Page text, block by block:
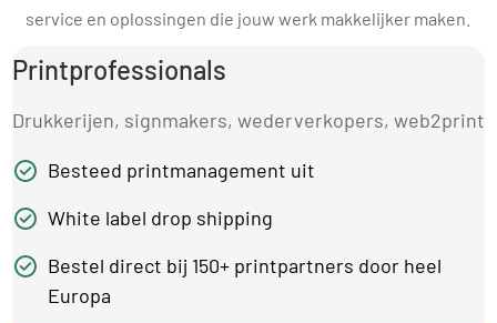
service en oplossingen die jouw werk makkelijker maken.
Printprofessionals
Drukkerijen, signmakers, wederverkopers, web2print
Besteed printmanagement uit
White label drop shipping
Bestel direct bij 150+ printpartners door heel
Europa